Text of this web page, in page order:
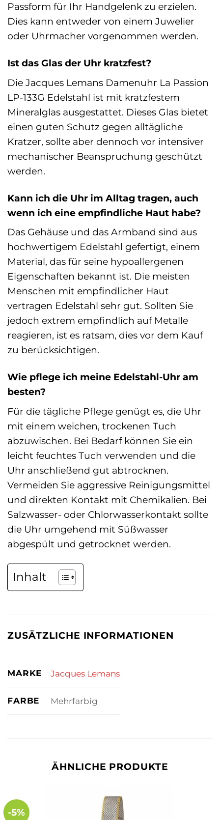
Passform für Ihr Handgelenk zu erzielen.
Dies kann entweder von einem Juwelier
oder Uhrmacher vorgenommen werden.
Ist das Glas der Uhr kratzfest?
Die Jacques Lemans Damenuhr La Passion
LP-133G Edelstahl ist mit kratzfestem
Mineralglas ausgestattet. Dieses Glas bietet
einen guten Schutz gegen alltägliche
Kratzer, sollte aber dennoch vor intensiver
mechanischer Beanspruchung geschützt
werden.
Kann ich die Uhr im Alltag tragen, auch
wenn ich eine empfindliche Haut habe?
Das Gehäuse und das Armband sind aus
hochwertigem Edelstahl gefertigt, einem
Material, das für seine hypoallergenen
Eigenschaften bekannt ist. Die meisten
Menschen mit empfindlicher Haut
vertragen Edelstahl sehr gut. Sollten Sie
jedoch extrem empfindlich auf Metalle
reagieren, ist es ratsam, dies vor dem Kauf
zu berücksichtigen.
Wie pflege ich meine Edelstahl-Uhr am
besten?
Für die tägliche Pflege genügt es, die Uhr
mit einem weichen, trockenen Tuch
abzuwischen. Bei Bedarf können Sie ein
leicht feuchtes Tuch verwenden und die
Uhr anschließend gut abtrocknen.
Vermeiden Sie aggressive Reinigungsmittel
und direkten Kontakt mit Chemikalien. Bei
Salzwasser- oder Chlorwasserkontakt sollte
die Uhr umgehend mit Süßwasser
abgespült und getrocknet werden.
Inhalt
ZUSÄTZLICHE INFORMATIONEN
MARKE Jacques Lemans
FARBE Mehrfarbig
ÄHNLICHE PRODUKTE
-5%